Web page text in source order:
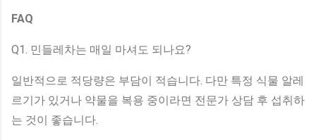
FAQ
Q1. 민들레차는 매일 마셔도 되나요?
일반적으로 적당량은 부담이 적습니다. 다만 특정 식물 알레
르기가 있거나 약물을 복용 중이라면 전문가 상담 후 섭취하
는 것이 좋습니다.